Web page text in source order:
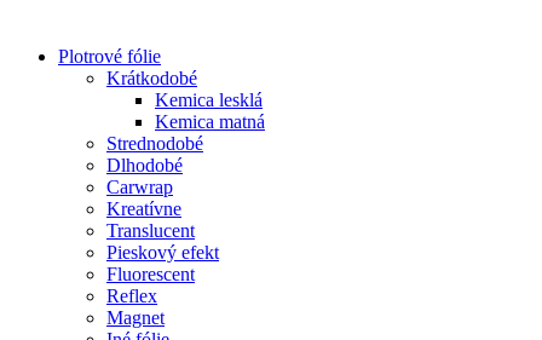
Plotrové fólie
Krátkodobé
Kemica lesklá
Kemica matná
Strednodobé
Dlhodobé
Carwrap
Kreatívne
Translucent
Pieskový efekt
Fluorescent
Reflex
Magnet